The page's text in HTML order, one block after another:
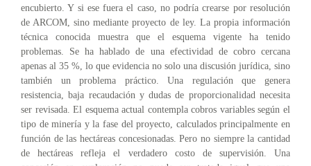
encubierto. Y si ese fuera el caso, no podría crearse por resolución
de ARCOM, sino mediante proyecto de ley. La propia información
técnica conocida muestra que el esquema vigente ha tenido
problemas. Se ha hablado de una efectividad de cobro cercana
apenas al 35 %, lo que evidencia no solo una discusión jurídica, sino
también un problema práctico. Una regulación que genera
resistencia, baja recaudación y dudas de proporcionalidad necesita
ser revisada. El esquema actual contempla cobros variables según el
tipo de minería y la fase del proyecto, calculados principalmente en
función de las hectáreas concesionadas. Pero no siempre la cantidad
de hectáreas refleja el verdadero costo de supervisión. Una